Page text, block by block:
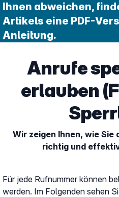
Ihnen abweichen,
Artikels eine PDF-
Anleitung.
Anrufe
erlauben
Wir zeigen Ihnen, wie
richtig und
Für jede Rufnummer können
werden. Im Folgenden sehen